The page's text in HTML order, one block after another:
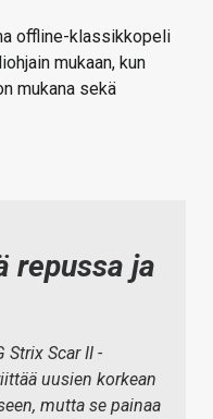
offline-klassikkopeli
mukaan, kun
mukana sekä
repussa ja
Strix Scar II -
uusien korkean
mutta se painaa